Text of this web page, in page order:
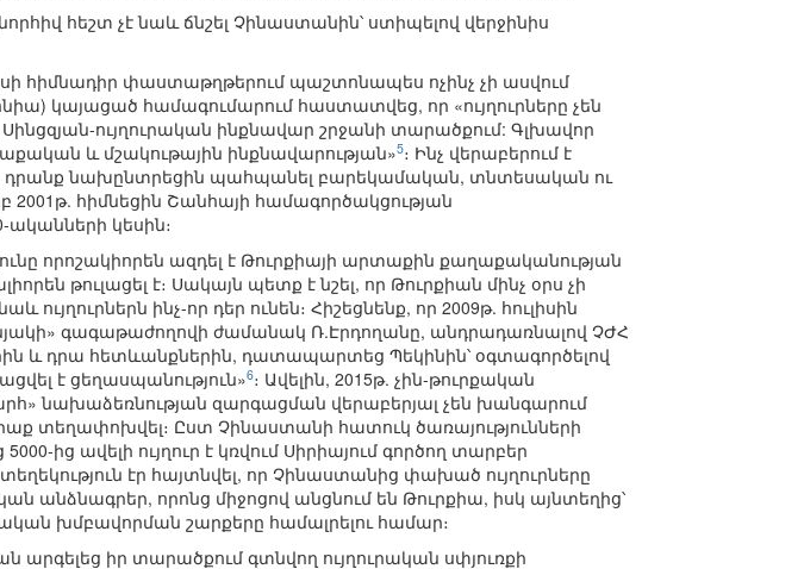
հեշտ չէ նաև ճնշել Չինաստանին՝ ստիպելով վերջինիս
հիմնադիր փաստաթղթերում պաշտոնապես ոչինչ չի ասվում
կայացած համագումարում հաստատվեց, որ «ույղուրները չեն
ույղուրական ինքնավար շրջանի տարածքում: Գլխավոր
և մշակութային ինքնավարության»5։ Ինչ վերաբերում է
դրանք նախընտրեցին պահպանել բարեկամական, տնտեսական ու
հիմնեցին Շանհայի համագործակցության
ականների կեսին։
որոշակիորեն ազդել է Թուրքիայի արտաքին քաղաքականության
թուլացել է։ Սակայն պետք է նշել, որ Թուրքիան մինչ օրս չի
ինչ-որ դեր ունեն։ Հիշեցնենք, որ 2009թ. հուլիսին
գագաթաժողովի ժամանակ Ռ.Էրդողանը, անդրադառնալով ՉԺՀ
և դրա հետևանքներին, դատապարտեց Պեկինին՝ օգտագործելով
է ցեղասպանություն»6։ Ավելին, 2015թ. չին-թուրքական
նախաձեռնության զարգացման վերաբերյալ չեն խանգարում
տեղափոխվել։ Ըստ Չինաստանի հատուկ ծառայությունների
ից ավելի ույղուր է կռվում Սիրիայում գործող տարբեր
տեղեկություն էր հայտնվել, որ Չինաստանից փախած ույղուրները
անձնագրեր, որոնց միջոցով անցնում են Թուրքիա, իսկ այնտեղից՝
խմբավորման շարքերը համալրելու համար։
արգելեց իր տարածքում գտնվող ույղուրական սփյուռքի